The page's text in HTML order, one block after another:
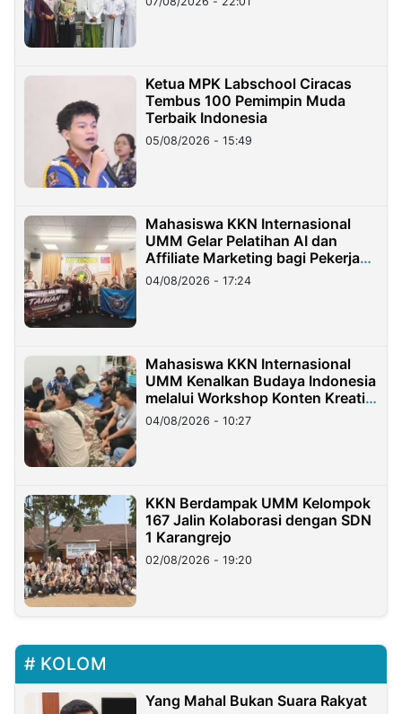
Ketua MPK Labschool Ciracas
Tembus 100 Pemimpin Muda
Terbaik Indonesia
05/08/2026 - 15:49
Mahasiswa KKN Internasional
UMM Gelar Pelatihan AI dan
Affiliate Marketing bagi Pekerja
Migran Indonesia di Taiwan
04/08/2026 - 17:24
Mahasiswa KKN Internasional
UMM Kenalkan Budaya Indonesia
melalui Workshop Konten Kreatif
di Taiwan
04/08/2026 - 10:27
KKN Berdampak UMM Kelompok
167 Jalin Kolaborasi dengan SDN
1 Karangrejo
02/08/2026 - 19:20
KOLOM
Yang Mahal Bukan Suara Rakyat